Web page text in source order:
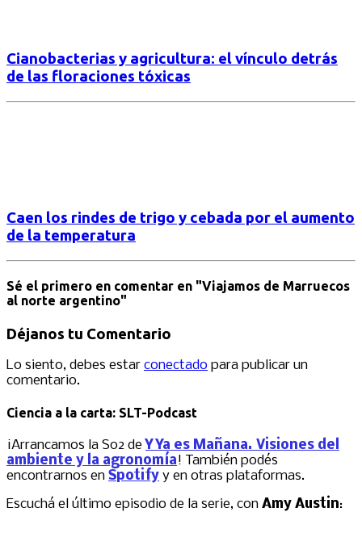
Cianobacterias y agricultura: el vínculo detrás
de las floraciones tóxicas
Caen los rindes de trigo y cebada por el aumento
de la temperatura
Sé el primero en comentar en "Viajamos de Marruecos
al norte argentino"
Déjanos tu Comentario
Lo siento, debes estar conectado para publicar un
comentario.
Ciencia a la carta: SLT-Podcast
¡Arrancamos la S02 deY Ya es Mañana. Visiones del
ambiente y la agronomía! También podés
encontrarnos en Spotify y en otras plataformas.
Escuchá el último episodio de la serie, con Amy Austin: